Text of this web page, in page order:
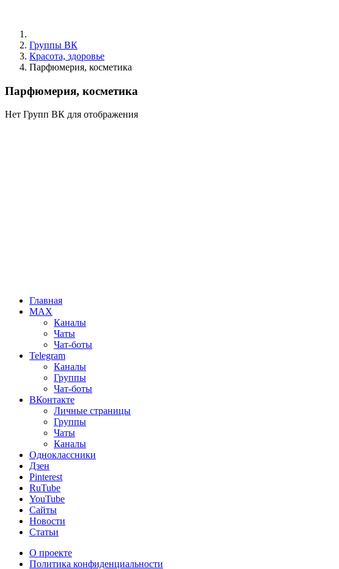
Группы ВК
Красота, здоровье
Парфюмерия, косметика
Парфюмерия, косметика
Нет Групп ВК для отображения
Главная
MAX
Каналы
Чаты
Чат-боты
Telegram
Каналы
Группы
Чат-боты
ВКонтакте
Личные страницы
Группы
Чаты
Каналы
Одноклассники
Дзен
Pinterest
RuTube
YouTube
Сайты
Новости
Статьи
О проекте
Политика конфиденциальности